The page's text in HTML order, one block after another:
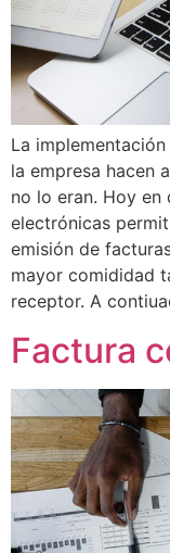
La
la empresa hacen
no lo eran. Hoy
electrónicas
emisión de
mayor comididad
receptor. A
Factura